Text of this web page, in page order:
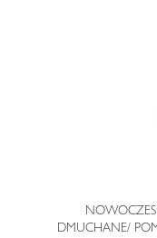
DMUCHANE/